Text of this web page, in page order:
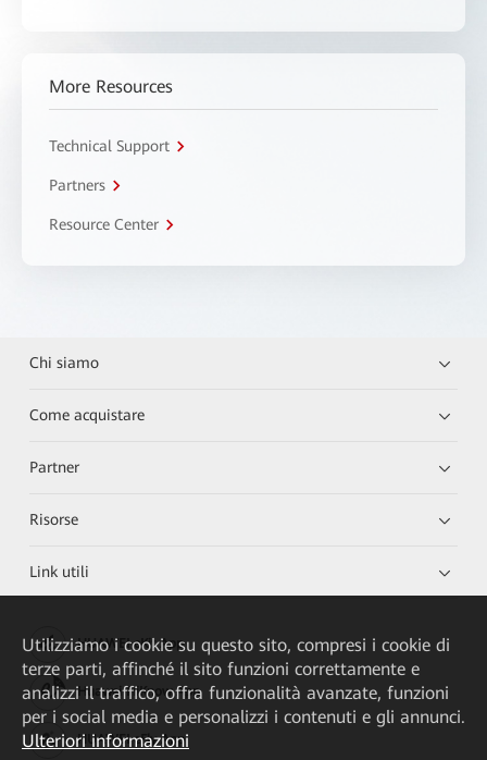
More Resources
Technical Support
Partners
Resource Center
Chi siamo
Come acquistare
Partner
Risorse
Link utili
HUAWEI eKit App
Huawei HiKnow App
HUAWEI eFly App
Utilizziamo i cookie su questo sito, compresi i cookie di
terze parti, affinché il sito funzioni correttamente e
analizzi il traffico, offra funzionalità avanzate, funzioni
per i social media e personalizzi i contenuti e gli annunci.
Ulteriori informazioni